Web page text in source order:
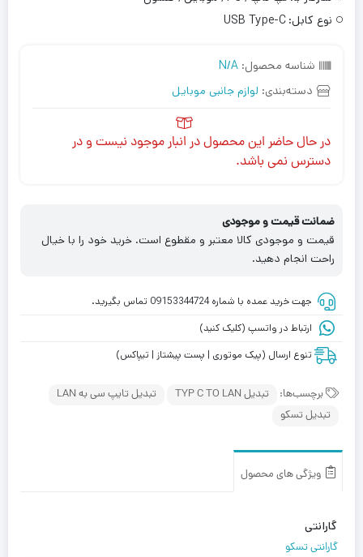
نوع کابل: USB Type-C
شناسه محصول: N/A
دسته‌بندی: لوازم جانبی موبایل
در حال حاضر این محصول در انبار موجود نیست و در
دسترس نمی باشد.
ضمانت قیمت و موجودی
قیمت و موجودی کالا معتبر و مقطوع است. خرید خود را با خیال
راحت انجام دهید.
جهت خرید عمده با شماره 09153344724 تماس بگیرید.
ارتباط در واتسپ (کلیک کنید)
تنوع ارسال (پیک موتوری | پست پیشتاز | تیپاکس)
برچسب‌ها: تبدیل TYP C TO LAN
تبدیل تایپ سی به LAN
تبدیل تسکو
ویژگی های محصول
گارانتی
گارانتی تسکو